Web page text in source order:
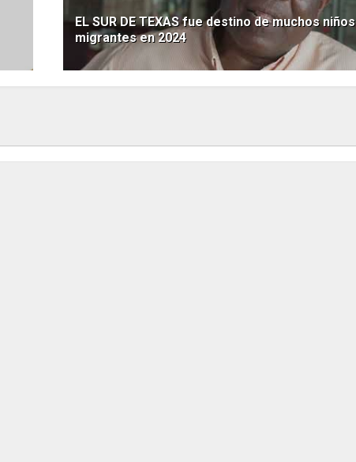
EL SUR DE TEXAS fue destino de muchos niños
migrantes en 2024